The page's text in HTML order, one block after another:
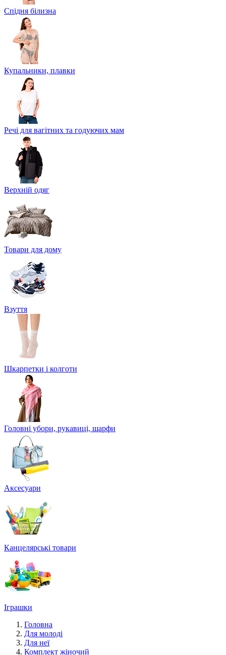
Спідня білизна
Купальники, плавки
Речі для вагітних та годуючих мам
Верхній одяг
Товари для дому
Взуття
Шкарпетки і колготи
Головні убори, рукавиці, шарфи
Аксесуари
Канцелярські товари
Іграшки
Головна
Для молоді
Для неї
Комплект жіночий